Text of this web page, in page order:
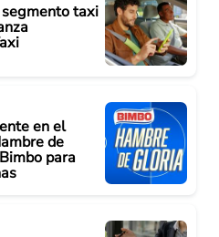
taxi
en el
de
para